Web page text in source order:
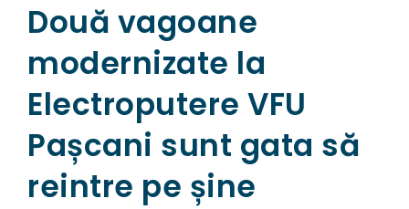
CONTACT
Două vagoane
modernizate la
Electroputere VFU
Pașcani sunt gata să
reintre pe șine